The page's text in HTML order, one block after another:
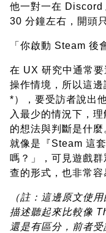
他一對一在 Discord
30 分鐘左右，開頭
「你啟動 Steam 後
在 UX 研究中通常
操作情境，所以這
*），要受訪者說出
入最少的情況下，
的想法與判斷是什
就像是『Steam 這
嗎？」，可見遊戲
查的形式，也非常容
（註：這邊原文使
描述聽起來比較像
還是有區分，前者